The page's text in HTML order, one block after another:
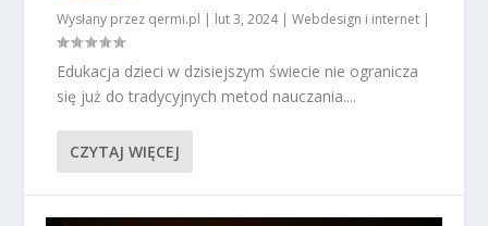
Wysłany przez qermi.pl | lut 3, 2024|Webdesign i internet |
Edukacja dzieci w dzisiejszym świecie nie ogranicza
się już do tradycyjnych metod nauczania....
CZYTAJ WIĘCEJ